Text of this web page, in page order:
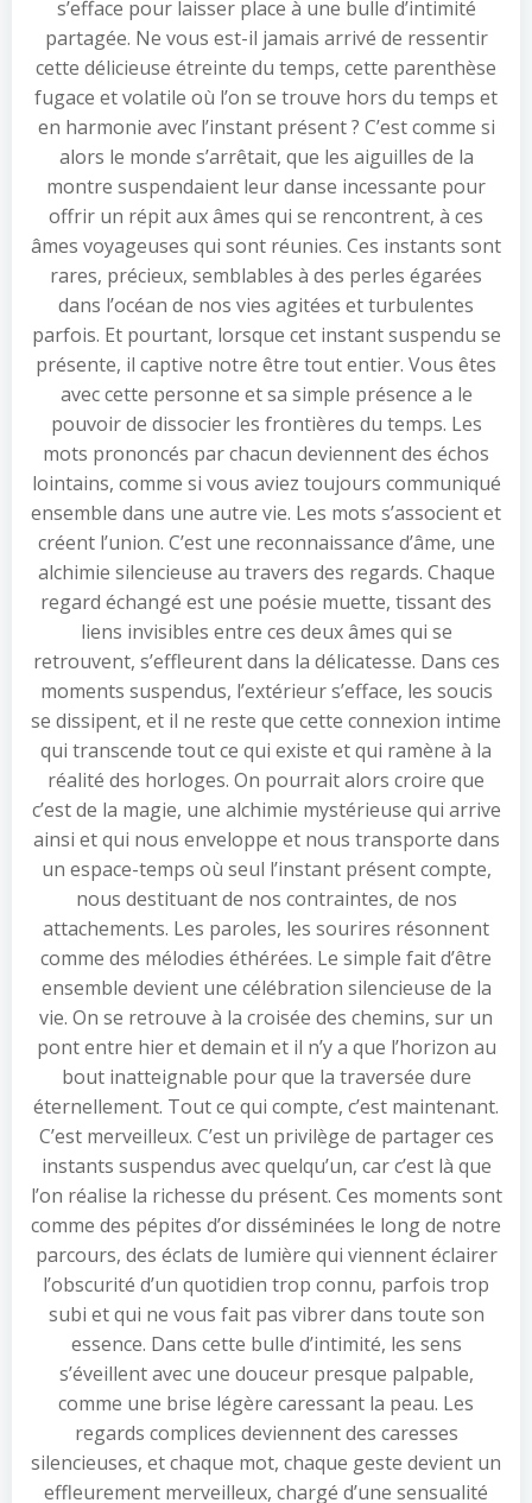
s’efface pour laisser place à une bulle d’intimité
partagée. Ne vous est-il jamais arrivé de ressentir
cette délicieuse étreinte du temps, cette parenthèse
fugace et volatile où l’on se trouve hors du temps et
en harmonie avec l’instant présent ? C’est comme si
alors le monde s’arrêtait, que les aiguilles de la
montre suspendaient leur danse incessante pour
offrir un répit aux âmes qui se rencontrent, à ces
âmes voyageuses qui sont réunies. Ces instants sont
rares, précieux, semblables à des perles égarées
dans l’océan de nos vies agitées et turbulentes
parfois. Et pourtant, lorsque cet instant suspendu se
présente, il captive notre être tout entier. Vous êtes
avec cette personne et sa simple présence a le
pouvoir de dissocier les frontières du temps. Les
mots prononcés par chacun deviennent des échos
lointains, comme si vous aviez toujours communiqué
ensemble dans une autre vie. Les mots s’associent et
créent l’union. C’est une reconnaissance d’âme, une
alchimie silencieuse au travers des regards. Chaque
regard échangé est une poésie muette, tissant des
liens invisibles entre ces deux âmes qui se
retrouvent, s’effleurent dans la délicatesse. Dans ces
moments suspendus, l’extérieur s’efface, les soucis
se dissipent, et il ne reste que cette connexion intime
qui transcende tout ce qui existe et qui ramène à la
réalité des horloges. On pourrait alors croire que
c’est de la magie, une alchimie mystérieuse qui arrive
ainsi et qui nous enveloppe et nous transporte dans
un espace-temps où seul l’instant présent compte,
nous destituant de nos contraintes, de nos
attachements. Les paroles, les sourires résonnent
comme des mélodies éthérées. Le simple fait d’être
ensemble devient une célébration silencieuse de la
vie. On se retrouve à la croisée des chemins, sur un
pont entre hier et demain et il n’y a que l’horizon au
bout inatteignable pour que la traversée dure
éternellement. Tout ce qui compte, c’est maintenant.
C’est merveilleux. C’est un privilège de partager ces
instants suspendus avec quelqu’un, car c’est là que
l’on réalise la richesse du présent. Ces moments sont
comme des pépites d’or disséminées le long de notre
parcours, des éclats de lumière qui viennent éclairer
l’obscurité d’un quotidien trop connu, parfois trop
subi et qui ne vous fait pas vibrer dans toute son
essence. Dans cette bulle d’intimité, les sens
s’éveillent avec une douceur presque palpable,
comme une brise légère caressant la peau. Les
regards complices deviennent des caresses
silencieuses, et chaque mot, chaque geste devient un
effleurement merveilleux, chargé d’une sensualité